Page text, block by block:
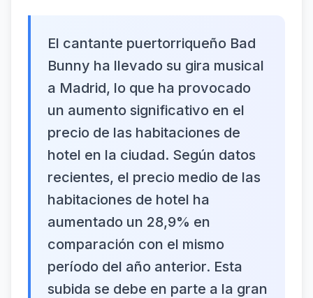
El cantante puertorriqueño Bad
Bunny ha llevado su gira musical
a Madrid, lo que ha provocado
un aumento significativo en el
precio de las habitaciones de
hotel en la ciudad. Según datos
recientes, el precio medio de las
habitaciones de hotel ha
aumentado un 28,9% en
comparación con el mismo
período del año anterior. Esta
subida se debe en parte a la gran